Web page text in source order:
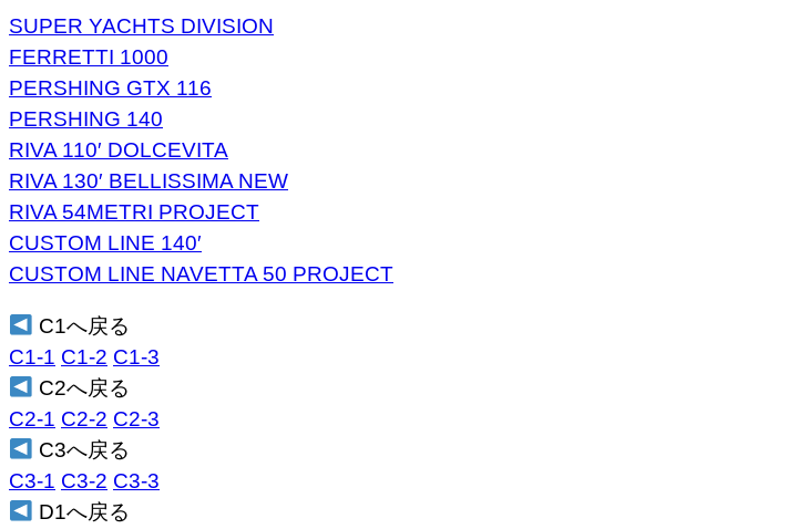
SUPER YACHTS DIVISION
FERRETTI 1000
PERSHING GTX 116
PERSHING 140
RIVA 110′ DOLCEVITA
RIVA 130′ BELLISSIMA NEW
RIVA 54METRI PROJECT
CUSTOM LINE 140′
CUSTOM LINE NAVETTA 50 PROJECT
C1へ戻る
C1-1 C1-2 C1-3
C2へ戻る
C2-1 C2-2 C2-3
C3へ戻る
C3-1 C3-2 C3-3
D1へ戻る